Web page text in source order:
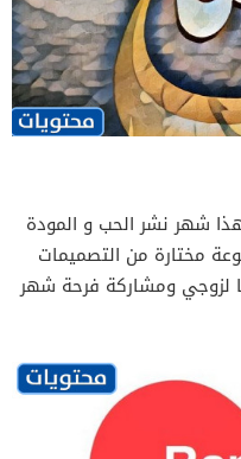
شهر نشر الحب و المودة
مختارة من التصميمات
لزوجي ومشاركة فرحة شهر